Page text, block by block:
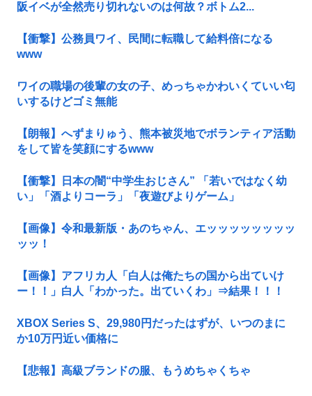
阪イベが全然売り切れないのは何故？ボトム2...
【衝撃】公務員ワイ、民間に転職して給料倍になる
www
ワイの職場の後輩の女の子、めっちゃかわいくていい匂
いするけどゴミ無能
【朗報】へずまりゅう、熊本被災地でボランティア活動
をして皆を笑顔にするwww
【衝撃】日本の闇“中学生おじさん” 「若いではなく幼
い」「酒よりコーラ」「夜遊びよりゲーム」
【画像】令和最新版・あのちゃん、エッッッッッッッッ
ッッ！
【画像】アフリカ人「白人は俺たちの国から出ていけ
ー！！」白人「わかった。出ていくわ」⇒結果！！！
XBOX Series S、29,980円だったはずが、いつのまに
か10万円近い価格に
【悲報】高級ブランドの服、もうめちゃくちゃ